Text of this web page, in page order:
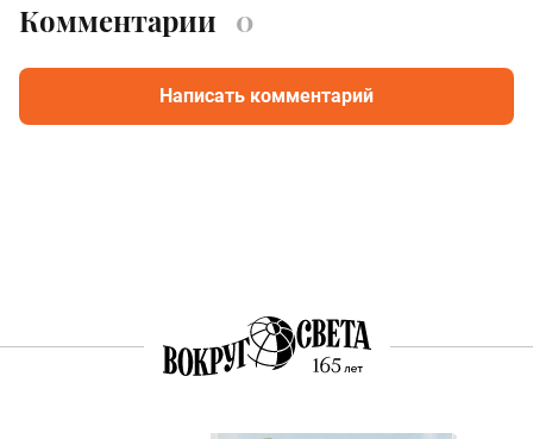
Комментарии 0
Написать комментарий